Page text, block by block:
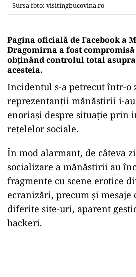
Sursa foto: visitingbucovina.ro
Pagina oficială de Facebook a
Dragomirna a fost
obținând controlul total
acesteia.
Incidentul s-a petrecut într-o
reprezentanții mănăstirii i-
enoriași despre situație prin
rețelelor sociale.
În mod alarmant, de câteva
socializare a mănăstirii au
fragmente cu scene erotice
ecranizări, precum și
diferite site-uri, aparent
hackeri.